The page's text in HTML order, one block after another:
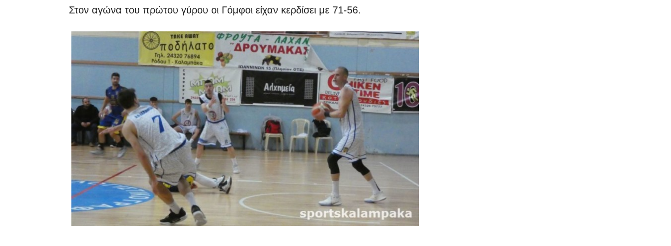
Στον αγώνα του πρώτου γύρου οι Γόμφοι είχαν κερδίσει με 71-56.